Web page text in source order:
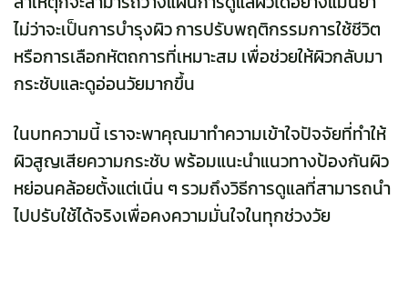
ไม่ว่าจะเป็นการบำรุงผิว การปรับพฤติกรรมการใช้ชีวิต
หรือการเลือกหัตถการที่เหมาะสม เพื่อช่วยให้ผิวกลับมา
กระชับและดูอ่อนวัยมากขึ้น
ในบทความนี้ เราจะพาคุณมาทำความเข้าใจปัจจัยที่ทำให้
ผิวสูญเสียความกระชับ พร้อมแนะนำแนวทางป้องกันผิว
หย่อนคล้อยตั้งแต่เนิ่น ๆ รวมถึงวิธีการดูแลที่สามารถนำ
ไปปรับใช้ได้จริงเพื่อคงความมั่นใจในทุกช่วงวัย